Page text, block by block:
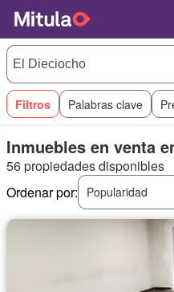
Filtros Palabras clave
Inmuebles en venta
56 propiedades disponibles
Ordenar por:
Popularidad